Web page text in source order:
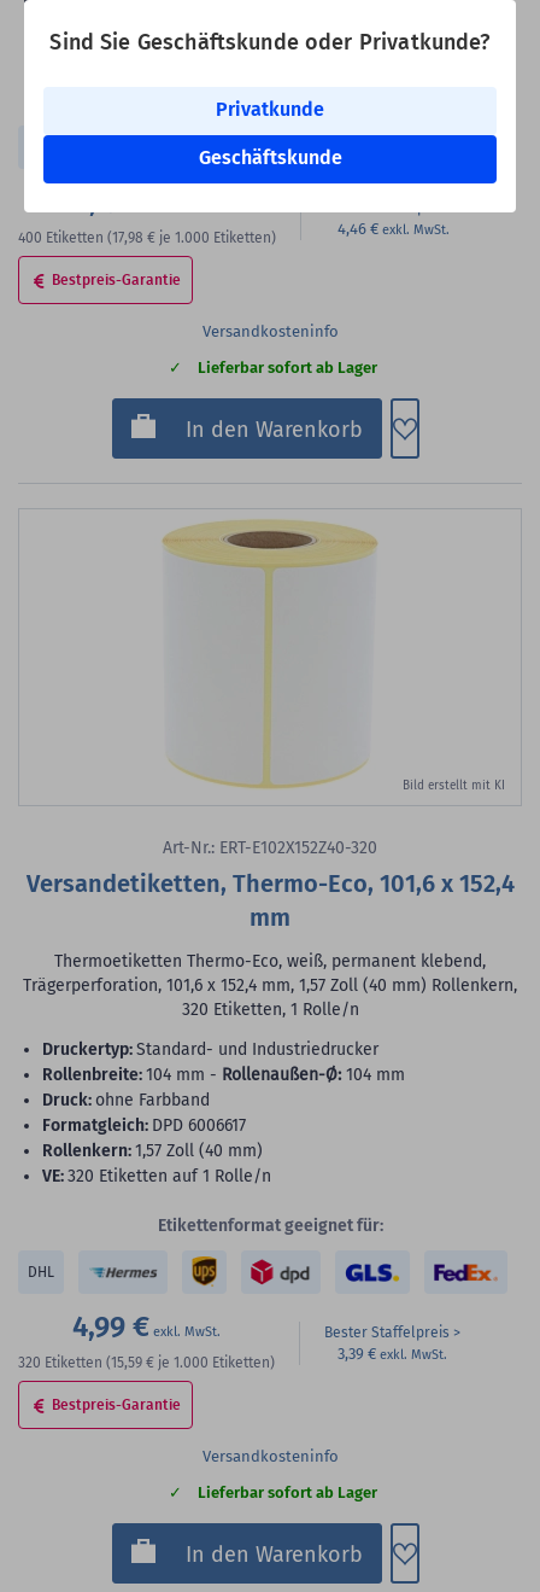
Sind Sie Geschäftskunde oder Privatkunde?
Privatkunde
Geschäftskunde
VE: 400 Etiketten auf 1 Rolle/n
Etikettenformat geeignet für:
400 Etiketten (17,98 € je 1.000 Etiketten) 4,46 €
Bestpreis-Garantie
Versandkosteninfo
Lieferbar sofort ab Lager
In den Warenkorb Zum
Bild erstellt mit KI
Art-Nr.: ERT-E102X152Z40-320
Versandetiketten, Thermo-Eco, 101,6 x 152,4
mm
Thermoetiketten Thermo-Eco, weiß, permanent klebend,
Trägerperforation, 101,6 x 152,4 mm, 1,57 Zoll (40 mm) Rollenkern,
320 Etiketten, 1 Rolle/n
Druckertyp:Standard- und Industriedrucker
Rollenbreite:104 mm - Rollenaußen-Ø: 104 mm
Druck: ohne Farbband
Formatgleich: DPD 6006617
Rollenkern:1,57 Zoll (40 mm)
VE:320 Etiketten auf 1 Rolle/n
Etikettenformat geeignet für:
DHL
4,99 €
320 Etiketten (15,59 € je 1.000 Etiketten)
Bester Staffelpreis
3,39 €
Bestpreis-Garantie
Versandkosteninfo
Lieferbar sofort ab Lager
In den Warenkorb Zum